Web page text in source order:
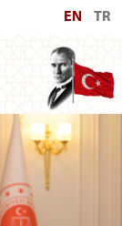
EN TR